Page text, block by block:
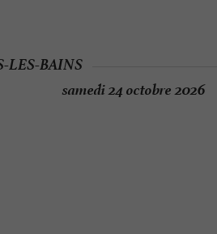
LES-BAINS
samedi 24 octobre 2026